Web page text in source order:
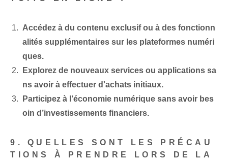
Accédez à du contenu exclusif ou à des fonctionn
alités supplémentaires sur les plateformes numéri
ques.
Explorez de nouveaux services ou applications sa
ns avoir à effectuer d'achats initiaux.
Participez à l’économie numérique sans avoir bes
oin d’investissements financiers.
9. QUELLES SONT LES PRÉCAU
TIONS À PRENDRE LORS DE LA